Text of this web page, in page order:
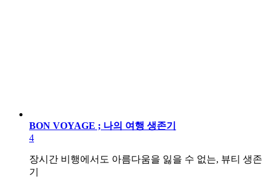
BON VOYAGE ; 나의 여행 생존기
4
장시간 비행에서도 아름다움을 잃을 수 없는, 뷰티 생존
기